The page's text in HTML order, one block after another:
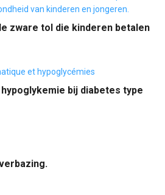
zware tol die kinderen betalen
bij diabetes type